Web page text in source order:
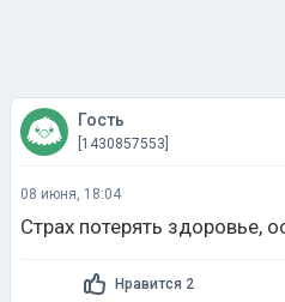
Гость
[1430857553]
08 июня, 18:04
Страх потерять здоровье,
Нравится 2